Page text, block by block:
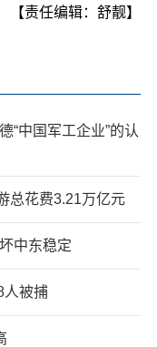
【责任编辑：舒靓】
“中国军工企业”的认
总花费3.21万亿元
中东稳定
人被捕